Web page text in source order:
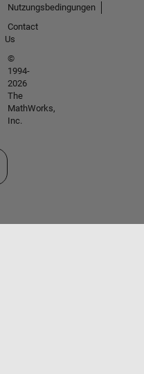
Nutzungsbedingungen
Contact
Us
©
1994-
2026
The
MathWorks,
Inc.